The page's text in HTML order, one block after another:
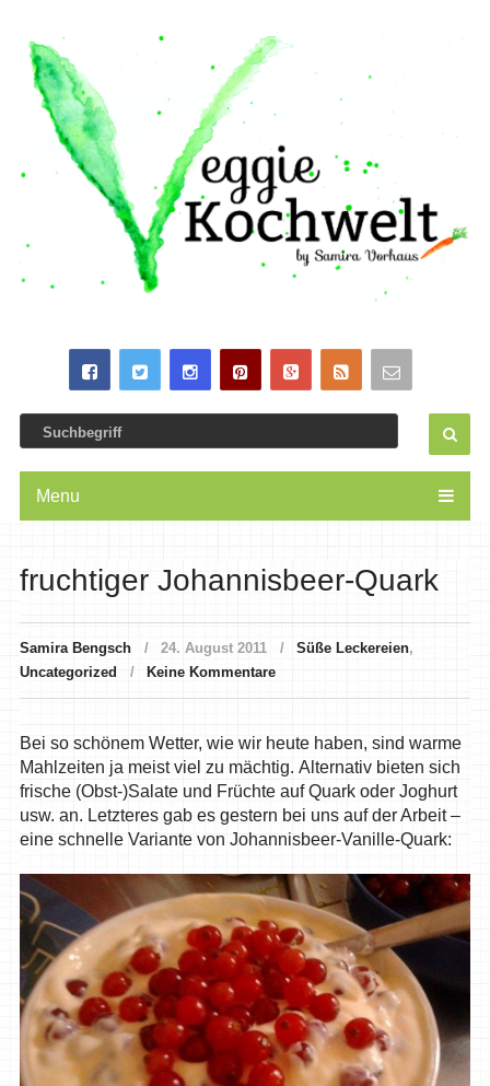
Menu
fruchtiger Johannisbeer-Quark
Samira Bengsch 24. August 2011 Süße Leckereien,
Uncategorized
Keine Kommentare
Bei so schönem Wetter, wie wir heute haben, sind warme
Mahlzeiten ja meist viel zu mächtig. Alternativ bieten sich
frische (Obst-)Salate und Früchte auf Quark oder Joghurt
usw. an. Letzteres gab es gestern bei uns auf der Arbeit –
eine schnelle Variante von Johannisbeer-Vanille-Quark: